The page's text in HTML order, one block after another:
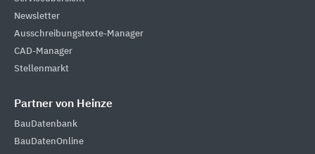
Newsletter
Ausschreibungstexte-Manager
CAD-Manager
Stellenmarkt
Partner von Heinze
BauDatenbank
BauDatenOnline